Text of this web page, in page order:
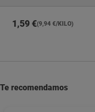
1,59 €(9,94 €/KILO)
Te recomendamos